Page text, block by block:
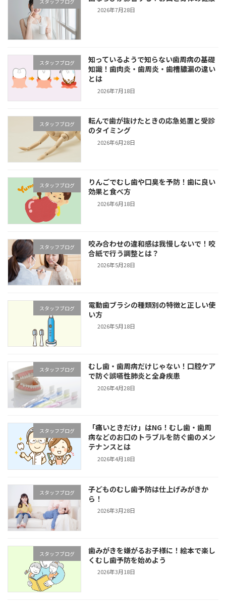
2026年7月28日
スタッフブログ
知っているようで知らない歯周病の基礎
知識！歯肉炎・歯周炎・歯槽膿漏の違い
とは
2026年7月18日
スタッフブログ
転んで歯が抜けたときの応急処置と受診
のタイミング
2026年6月28日
スタッフブログ
りんごでむし歯や口臭を予防！歯に良い
効果と食べ方
2026年6月18日
スタッフブログ
咬み合わせの違和感は我慢しないで！咬
合紙で行う調整とは？
2026年5月28日
スタッフブログ
電動歯ブラシの種類別の特徴と正しい使
い方
2026年5月18日
スタッフブログ
むし歯・歯周病だけじゃない！口腔ケア
で防ぐ誤嚥性肺炎と全身疾患
2026年4月28日
スタッフブログ
「痛いときだけ」はNG！むし歯・歯周
病などのお口のトラブルを防ぐ歯のメン
テナンスとは
2026年4月18日
スタッフブログ
子どものむし歯予防は仕上げみがきか
ら！
2026年3月28日
スタッフブログ
歯みがきを嫌がるお子様に！絵本で楽し
くむし歯予防を始めよう
2026年3月18日